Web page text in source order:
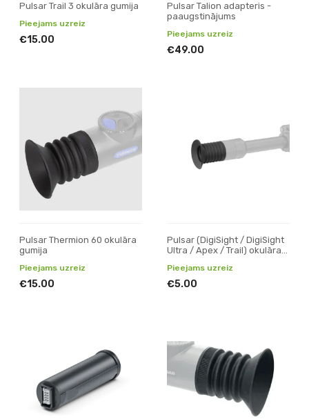
Pulsar Trail 3 okulāra gumija
Pieejams uzreiz
€15.00
Pulsar Talion adapteris -
paaugstinājums
Pieejams uzreiz
€49.00
Pulsar Thermion 60 okulāra
gumija
Pieejams uzreiz
€15.00
Pulsar (DigiSight / DigiSight
Ultra / Apex / Trail) okulāra
Pieejams uzreiz
€5.00